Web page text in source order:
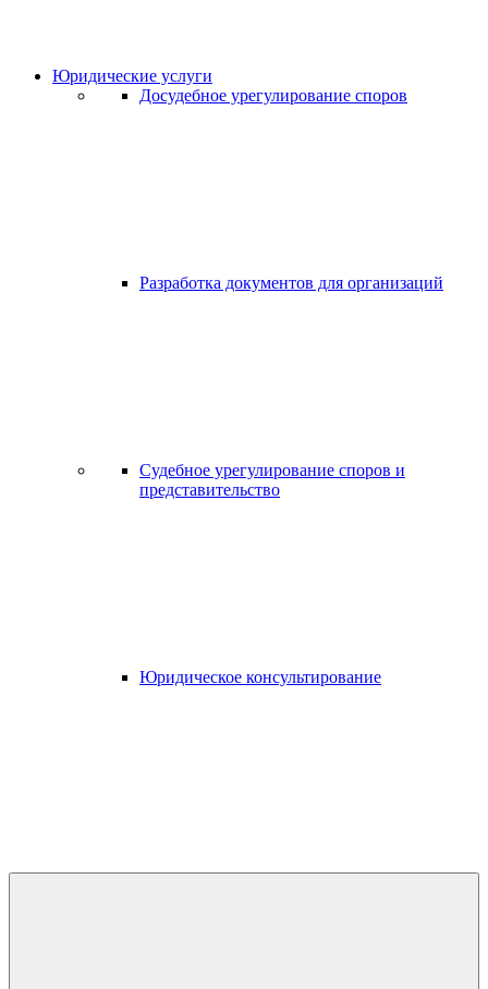
Юридические услуги
Досудебное урегулирование споров
Разработка документов для организаций
Судебное урегулирование споров и
представительство
Юридическое консультирование